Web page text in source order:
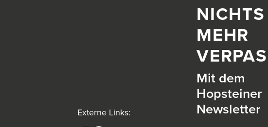
Externe Links:
NICHTS
MEHR
Mit dem
Hopsteiner
Newsletter